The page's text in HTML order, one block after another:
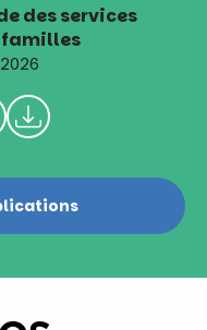
des services
familles